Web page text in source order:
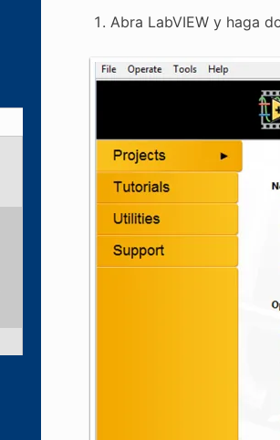
Abra LabVIEW y haga